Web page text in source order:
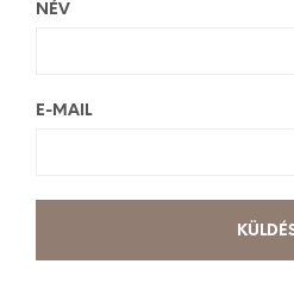
NÉV
E-MAIL